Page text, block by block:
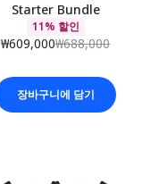
Starter Bundle
11% 할인
₩609,000₩688,000
장바구니에 담기